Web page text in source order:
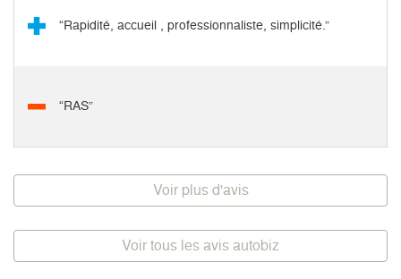
“Rapidité, accueil , professionnaliste, simplicité.”
“RAS”
Voir plus d'avis
Voir tous les avis autobiz